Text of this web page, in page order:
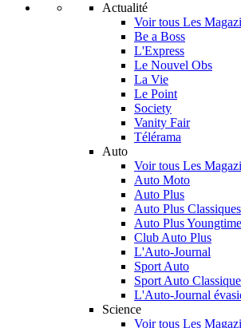
Actualité
Voir tous Les
Be a Boss
L'Express
Le Nouvel Obs
La Vie
Le Point
Society
Vanity Fair
Télérama
Auto
Voir tous Les
Auto Moto
Auto Plus
Auto Plus Classiques
Auto Plus
Club Auto Plus
L'Auto-Journal
Sport Auto
Sport Auto
L'Auto-Journal
Science
Voir tous Les